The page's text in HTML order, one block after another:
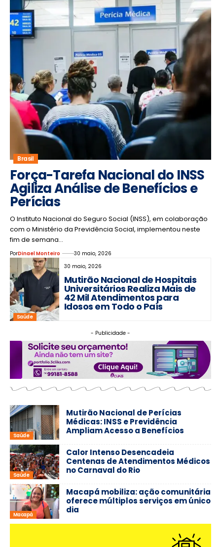
Brasil
Força-Tarefa Nacional do INSS
Agiliza Análise de Benefícios e
Perícias
O Instituto Nacional do Seguro Social (INSS), em colaboração
com o Ministério da Previdência Social, implementou neste
fim de semana…
PorDinael Monteiro
30 maio, 2026
30 maio, 2026
Mutirão Nacional de Hospitais
Universitários Realiza Mais de
42 Mil Atendimentos para
Idosos em Todo o País
Saúde
- Publicidade -
Saúde
Mutirão Nacional de Perícias
Médicas: INSS e Previdência
Ampliam Acesso a Benefícios
Saúde
Calor Intenso Desencadeia
Centenas de Atendimentos Médicos
no Carnaval do Rio
Macapá
Macapá mobiliza: ação comunitária
oferece múltiplos serviços em único
dia